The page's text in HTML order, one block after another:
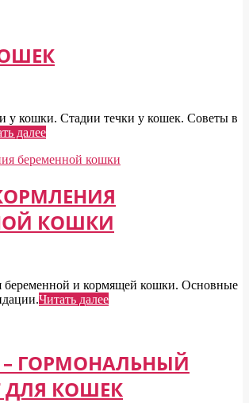
у кошки. Стадии течки у кошек. Советы в
далее
КОШКИ
беременной и кормящей кошки. Основные
Читать далее
ГОРМОНАЛЬНЫЙ
ДЛЯ КОШЕК